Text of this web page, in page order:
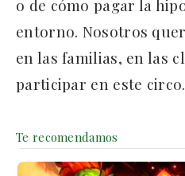
o de cómo pagar la
entorno. Nosotros
en las familias, en las
participar en este circo.